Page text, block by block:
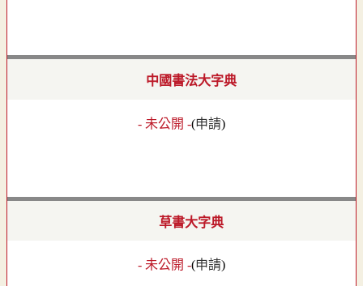
中國書法大字典
- 未公開 -(申請)
草書大字典
- 未公開 -(申請)